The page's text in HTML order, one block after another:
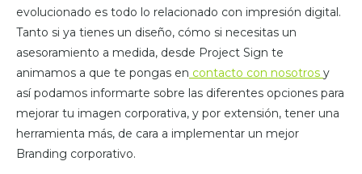
evolucionado es todo lo relacionado con impresión digital.
Tanto si ya tienes un diseño, cómo si necesitas un
asesoramiento a medida, desde Project Sign te
animamos a que te pongas en contacto con nosotros y
así podamos informarte sobre las diferentes opciones para
mejorar tu imagen corporativa, y por extensión, tener una
herramienta más, de cara a implementar un mejor
Branding corporativo.